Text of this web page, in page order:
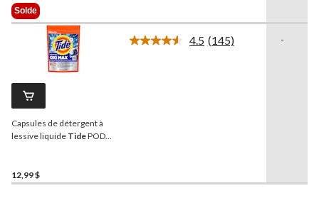
29,99 $
Solde
Capsules de détergent à
lessive liquide TidePODS
12,99 $
4.5 Lire
(145) -